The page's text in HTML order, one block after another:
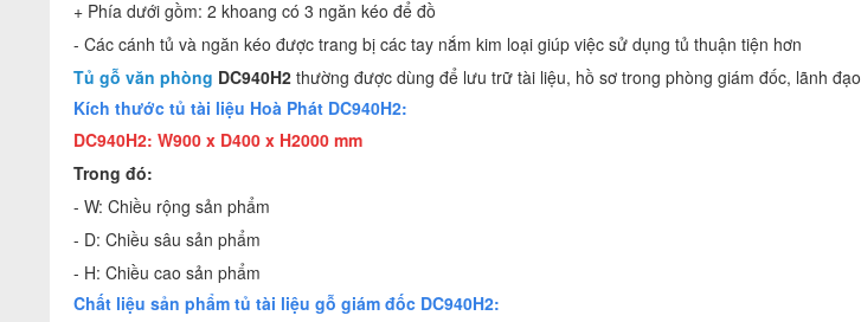
+ Phía dưới gồm: 2 khoang có 3 ngăn kéo để đồ
- Các cánh tủ và ngăn kéo được trang bị các tay nắm kim loại giúp việc sử dụng tủ thuận tiện hơn
Tủ gỗ văn phòng DC940H2 thường được dùng để lưu trữ tài liệu, hồ sơ trong phòng giám đốc, lãnh đạo
Kích thước tủ tài liệu Hoà Phát DC940H2:
DC940H2: W900 x D400 x H2000 mm
Trong đó:
- W: Chiều rộng sản phẩm
- D: Chiều sâu sản phẩm
- H: Chiều cao sản phẩm
Chất liệu sản phẩm tủ tài liệu gỗ giám đốc DC940H2: